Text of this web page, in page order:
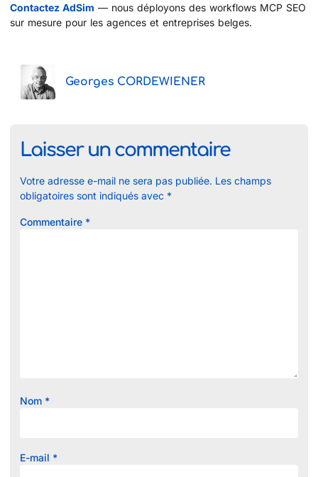
Contactez AdSim — nous déployons des workflows MCP SEO
sur mesure pour les agences et entreprises belges.
Georges CORDEWIENER
Laisser un commentaire
Votre adresse e-mail ne sera pas publiée. Les champs
obligatoires sont indiqués avec *
Commentaire *
Nom *
E-mail *